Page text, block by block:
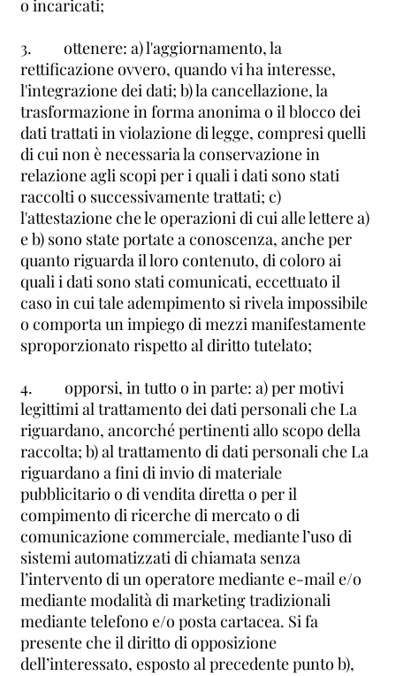
o incaricati;
3. ottenere: a) l'aggiornamento, la
rettificazione ovvero, quando vi ha interesse,
l'integrazione dei dati; b) la cancellazione, la
trasformazione in forma anonima o il blocco dei
dati trattati in violazione di legge, compresi quelli
di cui non è necessaria la conservazione in
relazione agli scopi per i quali i dati sono stati
raccolti o successivamente trattati; c)
l'attestazione che le operazioni di cui alle lettere a)
e b) sono state portate a conoscenza, anche per
quanto riguarda il loro contenuto, di coloro ai
quali i dati sono stati comunicati, eccettuato il
caso in cui tale adempimento si rivela impossibile
o comporta un impiego di mezzi manifestamente
sproporzionato rispetto al diritto tutelato;
4. opporsi, in tutto o in parte: a) per motivi
legittimi al trattamento dei dati personali che La
riguardano, ancorché pertinenti allo scopo della
raccolta; b) al trattamento di dati personali che La
riguardano a fini di invio di materiale
pubblicitario o di vendita diretta o per il
compimento di ricerche di mercato o di
comunicazione commerciale, mediante l’uso di
sistemi automatizzati di chiamata senza
l’intervento di un operatore mediante e-mail e/o
mediante modalità di marketing tradizionali
mediante telefono e/o posta cartacea. Si fa
presente che il diritto di opposizione
dell’interessato, esposto al precedente punto b),